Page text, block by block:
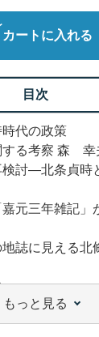
カートに入れる
目次
代の政策
する考察 森 幸
検討―北条貞時
元三年雑記」
地誌に見える北
状」にみる正
時田栄子
もっと見る